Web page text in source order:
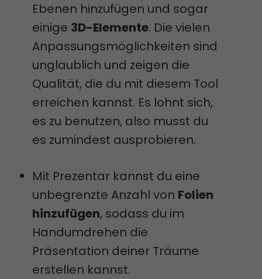
Ebenen hinzufügen und sogar
einige 3D-Elemente. Die vielen
Anpassungsmöglichkeiten sind
unglaublich und zeigen die
Qualität, die du mit diesem Tool
erreichen kannst. Es lohnt sich,
es zu benutzen, also musst du
es zumindest ausprobieren.
Mit Prezentar kannst du eine
unbegrenzte Anzahl von Folien
hinzufügen, sodass du im
Handumdrehen die
Präsentation deiner Träume
erstellen kannst.